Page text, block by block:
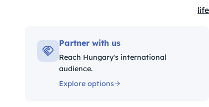
life
Partner with us
Reach Hungary's international
audience.
Explore options